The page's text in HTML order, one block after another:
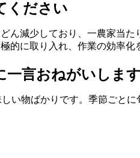
ください
ん減少しており、一農家当
的に取り入れ、作業の効率化
一言おねがいしま
い物ばかりです。季節ごと